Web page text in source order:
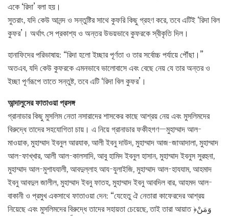
একে ‘রিদা’ বলা হয়।
সুতরাং, যদি কেউ আনন্দ ও সন্তুষ্টির সাথে কুফরি কিছু গ্রহণ করে, তবে এটিই ‘রিদা বিল
কুফর’। অর্থাৎ সে প্রকাশ্য ও অন্তর উভয়ভাবে কুফরকে স্বীকৃতি দিল।
হানাফিদের পরিভাষায়: “রিদা হলো ইচ্ছার পূর্ণতা ও তার সর্বোচ্চ পর্যায়ে পৌঁছা।”
অতএব, যদি কেউ কুফরকে এমনভাবে ভালোবাসে এবং বেছে নেয় যে তার অন্তর ও
ইচ্ছা পূর্ণরূপে তাতে সন্তুষ্ট, তবে এটি ‘রিদা বিল কুফর’।
আন্দালুসের ফাতাওয়া প্রসঙ্গ
গ্রানাডার কিছু মুসলিম নেতা নসারাদের শাসকের কাছে আশ্রয় নেয় এবং মুসলিমদের
বিরুদ্ধে তাদের সহযোগিতা চায়। এ নিয়ে গ্রানাডার ফকীহগণ—মুহাম্মাদ আল-
মাওয়াক, মুহাম্মাদ ইবনুল আরযাক, আলী ইবনু দাউদ, মুহাম্মাদ আজ-জাআদালা, মুহাম্মাদ
আল-ফাখ্খার, আলী আল-কালসাদি, আবু হামিদ ইবনুল হাসান, মুহাম্মাদ ইবনুস সুরহুনা,
মুহাম্মাদ আল-মুশাযযালী, আবদুল্লাহ আয-যুলাইজি, মুহাম্মাদ আল-হাযযাম, আহমাদ
ইবনু আবদুল জালীল, মুহাম্মাদ ইবনু ফাতহ, মুহাম্মাদ ইবনু আবদিল বার, আহমদ আল-
বাকানী ও প্রমুখ একসাথে ফাতাওয়া দেন: “যেহেতু ঐ নেতারা কাফেরদের আশ্রয়
নিয়েছে এবং মুসলিমদের বিরুদ্ধে তাদের সহায়তা চেয়েছে, তাই তারা আয়াত ﴿وَمَنْ